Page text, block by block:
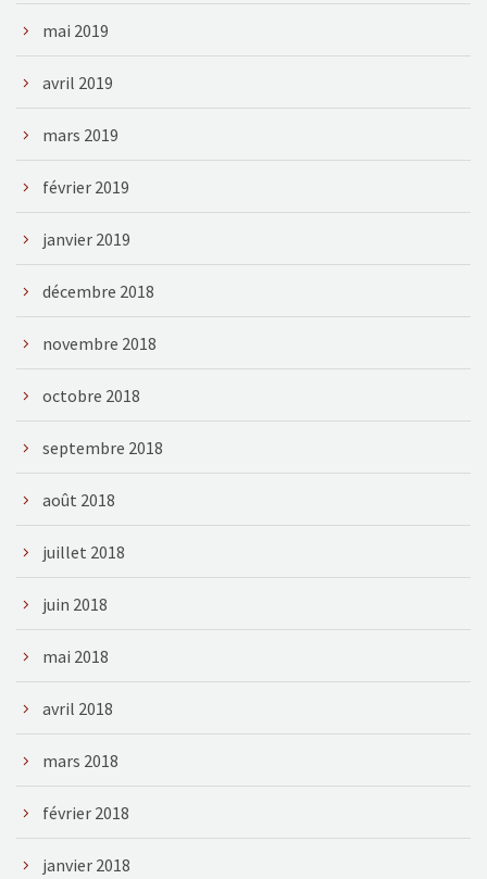
mai 2019
avril 2019
mars 2019
février 2019
janvier 2019
décembre 2018
novembre 2018
octobre 2018
septembre 2018
août 2018
juillet 2018
juin 2018
mai 2018
avril 2018
mars 2018
février 2018
janvier 2018